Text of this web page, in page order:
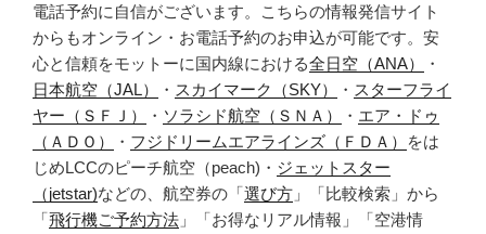
電話予約に自信がございます。こちらの情報発信サイト
からもオンライン・お電話予約のお申込が可能です。安
心と信頼をモットーに国内線における全日空（ANA）
・
日本航空（JAL）
・ スカイマーク（SKY） ・ スターフライ
ヤー（ＳＦＪ）
・ ソラシド航空（ＳＮＡ） ・ エア・ドゥ
（ＡＤＯ）
・ フジドリームエアラインズ（ＦＤＡ）
をは
じめLCCのピーチ航空（peach)・ ジェットスター
（jetstar)などの、航空券の「選び方 」「比較検索」から
「飛行機ご予約方法 」「お得なリアル情報」「空港情